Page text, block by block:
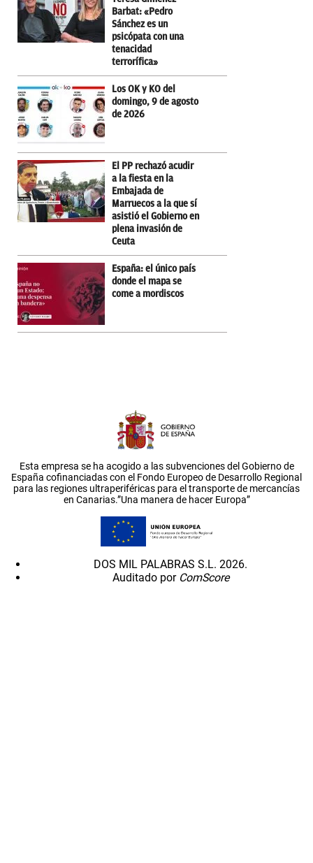
Barbat: «Pedro
Sánchez es un
psicópata con una
tenacidad
terrorífica»
Los OK y KO del
domingo, 9 de agosto
de 2026
El PP rechazó acudir
a la fiesta en la
Embajada de
Marruecos a la que sí
asistió el Gobierno en
plena invasión de
Ceuta
España: el único país
donde el mapa se
come a mordiscos
Esta empresa se ha acogido a las subvenciones del Gobierno de
España cofinanciadas con el Fondo Europeo de Desarrollo Regional
para las regiones ultraperiféricas para el transporte de mercancías
en Canarias.”Una manera de hacer Europa”
DOS MIL PALABRAS S.L. 2026.
Auditado por ComScore